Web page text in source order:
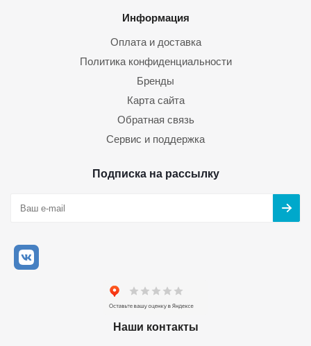
Информация
Оплата и доставка
Политика конфиденциальности
Бренды
Карта сайта
Обратная связь
Сервис и поддержка
Подписка на рассылку
Наши контакты